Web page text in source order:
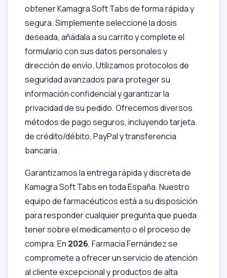
obtener Kamagra Soft Tabs de forma rápida y
segura. Simplemente seleccione la dosis
deseada, añádala a su carrito y complete el
formulario con sus datos personales y
dirección de envío. Utilizamos protocolos de
seguridad avanzados para proteger su
información confidencial y garantizar la
privacidad de su pedido. Ofrecemos diversos
métodos de pago seguros, incluyendo tarjeta
de crédito/débito, PayPal y transferencia
bancaria.
Garantizamos la entrega rápida y discreta de
Kamagra Soft Tabs en toda España. Nuestro
equipo de farmacéuticos está a su disposición
para responder cualquier pregunta que pueda
tener sobre el medicamento o el proceso de
compra. En 2026, Farmacia Fernández se
compromete a ofrecer un servicio de atención
al cliente excepcional y productos de alta